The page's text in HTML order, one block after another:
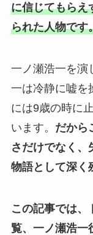
に信じてもらえ
られた人物です
一ノ瀬浩一を演
一は冷静に嘘を
には9歳の時に
います。 だから
さだけでなく、
物語として深く
この記事では、
覧、一ノ瀬浩一